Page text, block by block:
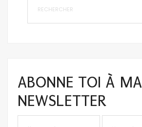
ABONNE TOI À MA
NEWSLETTER